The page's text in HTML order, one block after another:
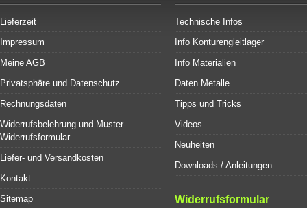
Lieferzeit
Impressum
Meine AGB
Privatsphäre und Datenschutz
Rechnungsdaten
Widerrufsbelehrung und Muster-
Widerrufsformular
Liefer- und Versandkosten
Kontakt
Sitemap
Technische Infos
Info Konturengleitlager
Info Materialien
Daten Metalle
Tipps und Tricks
Videos
Neuheiten
Downloads / Anleitungen
Widerrufsformular